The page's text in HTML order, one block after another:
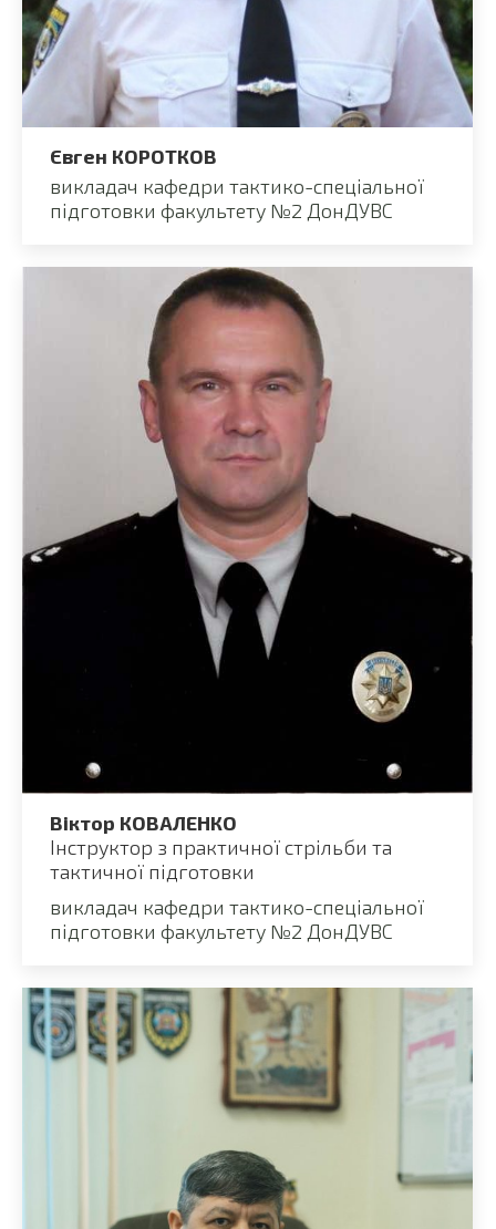
Євген КОРОТКОВ
викладач кафедри тактико-спеціальної
підготовки факультету №2 ДонДУВС
Віктор КОВАЛЕНКО
Інструктор з практичної стрільби та
тактичної підготовки
викладач кафедри тактико-спеціальної
підготовки факультету №2 ДонДУВС